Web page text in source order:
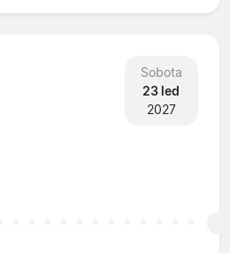
Sobota
23 led
2027